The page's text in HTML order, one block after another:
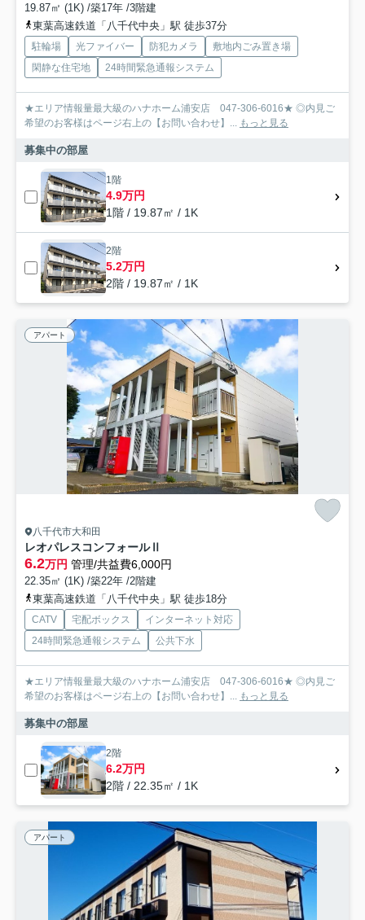
19.87㎡ (1K) /築17年 /3階建
東葉高速鉄道「八千代中央」駅 徒歩37分
駐輪場 光ファイバー 防犯カメラ
敷地内ごみ置き場
閑静な住宅地
24時間緊急通報システム
★エリア情報量最大級のハナホーム浦安店 047-306-6016★ ◎内見ご
希望のお客様はページ右上の【お問い合わせ】... もっと見る
募集中の部屋
1階
4.9万円
1階 / 19.87㎡ / 1K
2階
5.2万円
2階 / 19.87㎡ / 1K
アパート
八千代市大和田
レオパレスコンフォールⅡ
6.2万円 管理/共益費6,000円
22.35㎡ (1K) /築22年 /2階建
東葉高速鉄道「八千代中央」駅 徒歩18分
CATV 宅配ボックス
インターネット対応
24時間緊急通報システム
公共下水
★エリア情報量最大級のハナホーム浦安店 047-306-6016★ ◎内見ご
希望のお客様はページ右上の【お問い合わせ】... もっと見る
募集中の部屋
2階
6.2万円
2階 / 22.35㎡ / 1K
アパート